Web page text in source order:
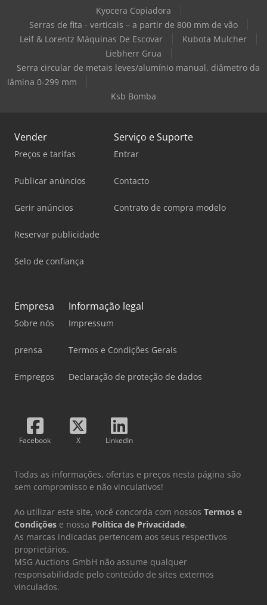
Kyocera Copiadora
Serras de fita - verticais – a partir de 800 mm de vão
Leif & Lorentz Máquinas De Escovar
Kubota Mulcher
Liebherr Grua
Serra circular de metais leves/alumínio manual, diâmetro da
lâmina 0-299 mm
Ksb Bomba
Vender
Preços e tarifas
Publicar anúncios
Gerir anúncios
Reservar publicidade
Selo de confiança
Serviço e Suporte
Entrar
Contacto
Contrato de compra modelo
Empresa
Sobre nós
prensa
Empregos
Informação legal
Impressum
Termos e Condições Gerais
Declaração de proteção de dados
Facebook X LinkedIn
Todas as informações, ofertas e preços nesta página são
sem compromisso e não vinculativos!
Ao utilizar este site, você concorda com nossos Termos e
Condições e nossa Política de Privacidade.
As marcas indicadas pertencem aos seus respectivos
proprietários.
MSG Auctions GmbH não assume qualquer
responsabilidade pelo conteúdo de sites externos
vinculados.